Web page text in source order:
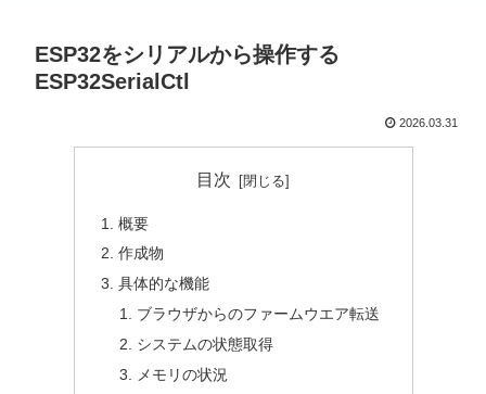
ESP32をシリアルから操作する
ESP32SerialCtl
2026.03.31
目次
概要
作成物
具体的な機能
ブラウザからのファームウエア転送
システムの状態取得
メモリの状況